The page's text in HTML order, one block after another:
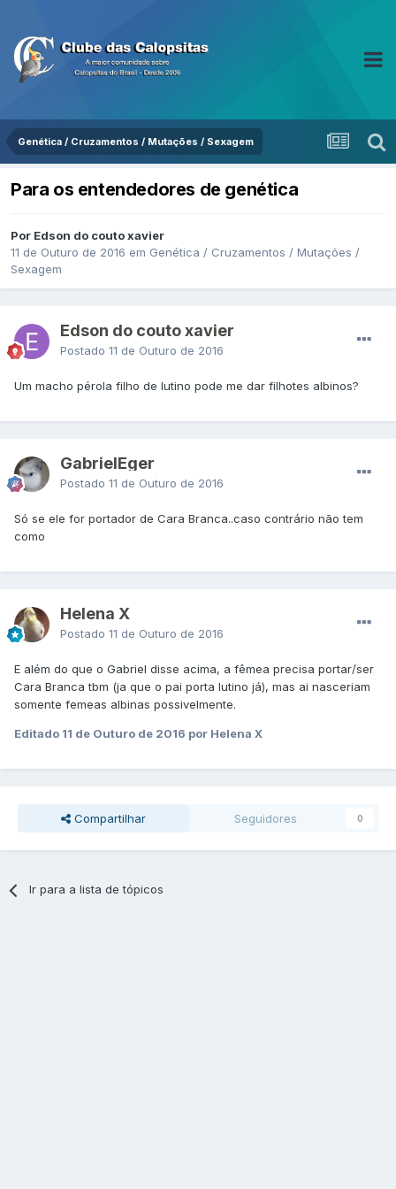
Genética / Cruzamentos / Mutações / Sexagem
Para os entendedores de genética
Por Edson do couto xavier
11 de Outuro de 2016 em Genética / Cruzamentos / Mutações /
Sexagem
Edson do couto xavier
Postado 11 de Outuro de 2016
Um macho pérola filho de lutino pode me dar filhotes albinos?
GabrielEger
Postado 11 de Outuro de 2016
Só se ele for portador de Cara Branca..caso contrário não tem
como
Helena X
Postado 11 de Outuro de 2016
E além do que o Gabriel disse acima, a fêmea precisa portar/ser
Cara Branca tbm (ja que o pai porta lutino já), mas ai nasceriam
somente femeas albinas possivelmente.
Editado 11 de Outuro de 2016 por Helena X
Compartilhar Seguidores 0
Ir para a lista de tópicos